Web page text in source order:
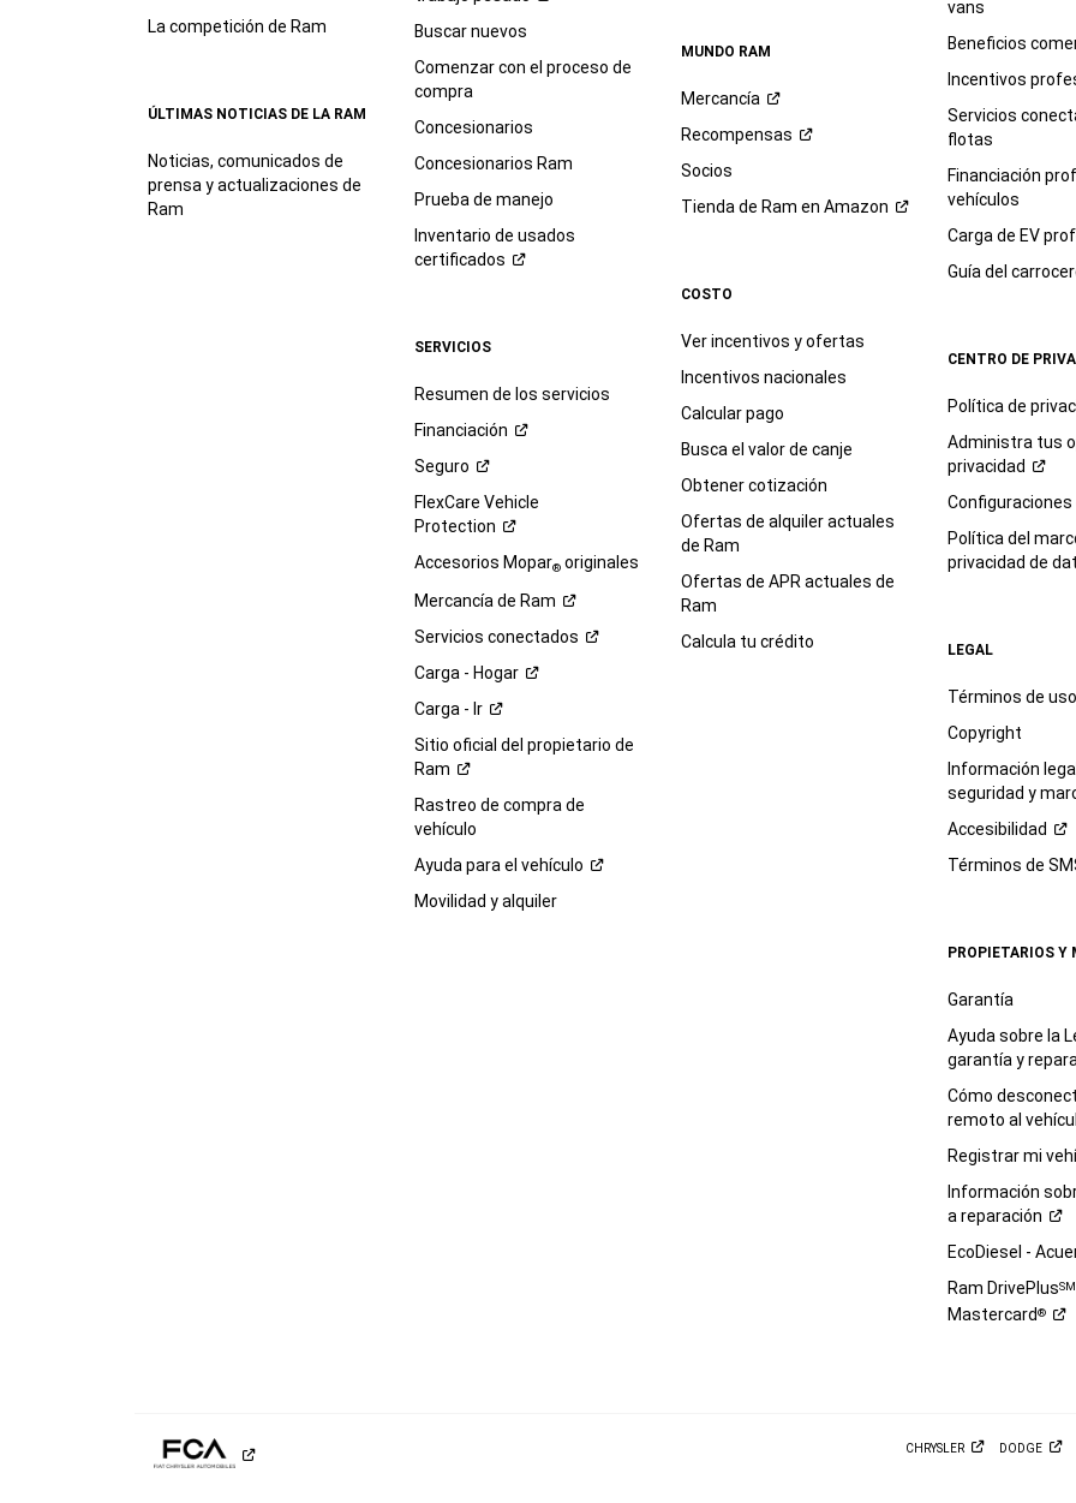
La competición de Ram
ÚLTIMAS NOTICIAS DE LA RAM
Noticias, comunicados de
prensa y actualizaciones de
Ram
Buscar nuevos
Comenzar con el proceso de
compra
Concesionarios
Concesionarios Ram
Prueba de manejo
Inventario de usados
certificados
SERVICIOS
Resumen de los servicios
Financiación
Seguro
FlexCare Vehicle
Protection
Accesorios Mopar®originales
Mercancía de Ram
Servicios conectados
Carga - Hogar
Carga - Ir
Sitio oficial del propietario de
Ram
Rastreo de compra de
vehículo
Ayuda para el vehículo
Movilidad y alquiler
MUNDO RAM
Mercancía
Recompensas
Socios
Tienda de Ram en Amazon
COSTO
Ver incentivos y ofertas
Incentivos nacionales
Calcular pago
Busca el valor de canje
Obtener cotización
Ofertas de alquiler actuales
de Ram
Ofertas de APR actuales de
Ram
Calcula tu crédito
vans
Beneficios
Incentivos
Servicios
flotas
Financiación
vehículos
Carga de EV
Guía del
CENTRO DE
Política de
Administra tus
privacidad
Configuraciones
Política del
privacidad de
LEGAL
Términos de uso
Copyright
Información
seguridad y
Accesibilidad
Términos de
PROPIETARIOS Y
Garantía
Ayuda sobre la
garantía y
Cómo
remoto al
Registrar mi
Información
areparación
EcoDiesel -
Ram DrivePlusSM
Mastercard®
CHRYSLER DODGE